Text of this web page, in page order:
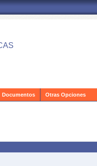
Documentos Otras Opciones